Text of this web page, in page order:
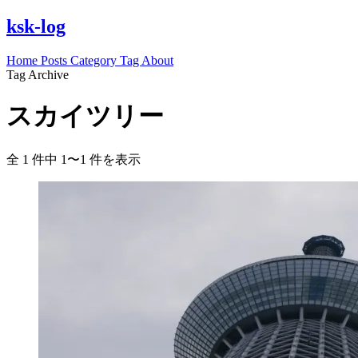
ksk-log
Home Posts Category Tag About
Tag Archive
スカイツリー
全 1 件中 1〜1 件を表示